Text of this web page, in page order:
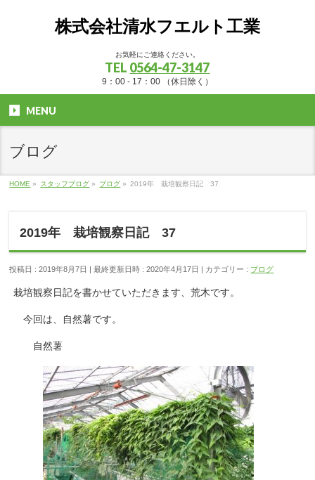
株式会社清水フエルト工業
お気軽にご連絡ください。
TEL 0564-47-3147
9：00 - 17：00 （休日除く）
MENU
ブログ
HOME » スタッフブログ » ブログ » 2019年 栽培観察日記 37
2019年 栽培観察日記 37
投稿日 : 2019年8月7日 最終更新日時 : 2020年4月17日 カテゴリー : ブログ
栽培観察日記を書かせていただきます、荒木です。
今回は、自然薯です。
自然薯